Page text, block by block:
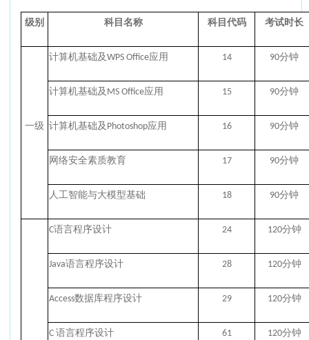
级别 科目名称 科目代码 考试时长
一级
计算机基础及WPS Office应用 14 90分钟
计算机基础及MS Office应用 15 90分钟
计算机基础及Photoshop应用 16 90分钟
网络安全素质教育 17 90分钟
人工智能与大模型基础 18 90分钟
C语言程序设计 24 120分钟
Java语言程序设计 28 120分钟
Access数据库程序设计 29 120分钟
C 语言程序设计 61 120分钟